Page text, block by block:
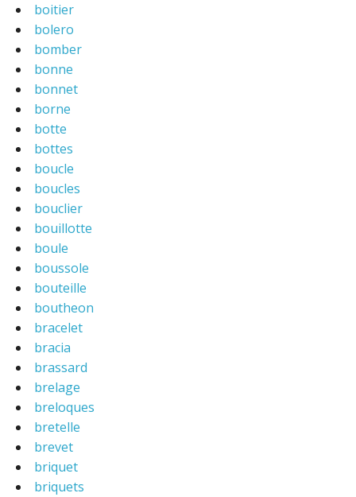
boitier
bolero
bomber
bonne
bonnet
borne
botte
bottes
boucle
boucles
bouclier
bouillotte
boule
boussole
bouteille
boutheon
bracelet
bracia
brassard
brelage
breloques
bretelle
brevet
briquet
briquets